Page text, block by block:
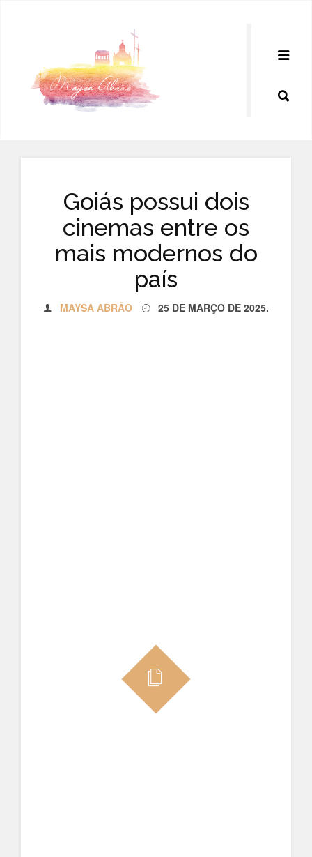
Goiás possui dois
cinemas entre os
mais modernos do
país
MAYSA ABRÃO 25 DE MARÇO DE 2025.